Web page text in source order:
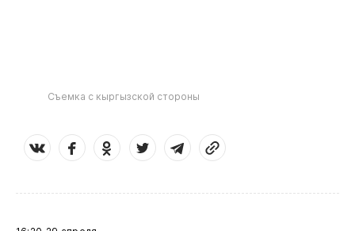
Съемка с кыргызской стороны